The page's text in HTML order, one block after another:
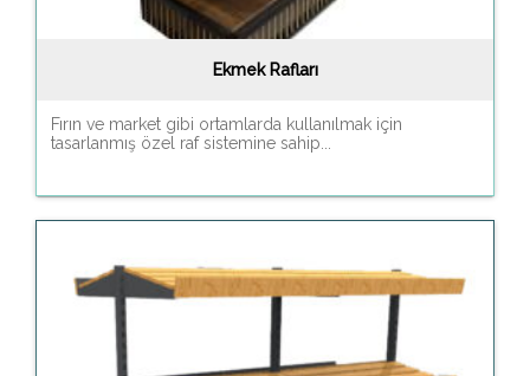
Ekmek Rafları
Fırın ve market gibi ortamlarda kullanılmak için
tasarlanmış özel raf sistemine sahip...